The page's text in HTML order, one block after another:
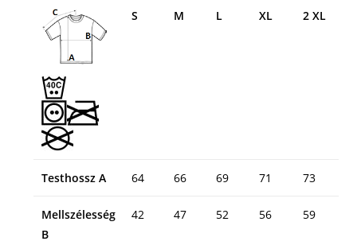
S
M L XL 2 XL
Testhossz A 64 66 69 71 73
Mellszélesség
B
42 47 52 56 59